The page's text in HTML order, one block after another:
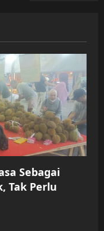
Sebagai
Tak Perlu